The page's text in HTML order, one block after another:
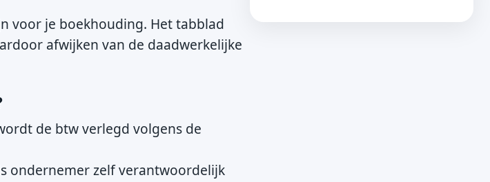
voor je boekhouding. Het tabblad
afwijken van de daadwerkelijke
de btw verlegd volgens de
ondernemer zelf verantwoordelijk